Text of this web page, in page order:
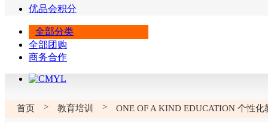
优品会积分
全部分类
全部团购
商务合作
首页 > 教育培训 > ONE OF A KIND EDUCATION 个性化